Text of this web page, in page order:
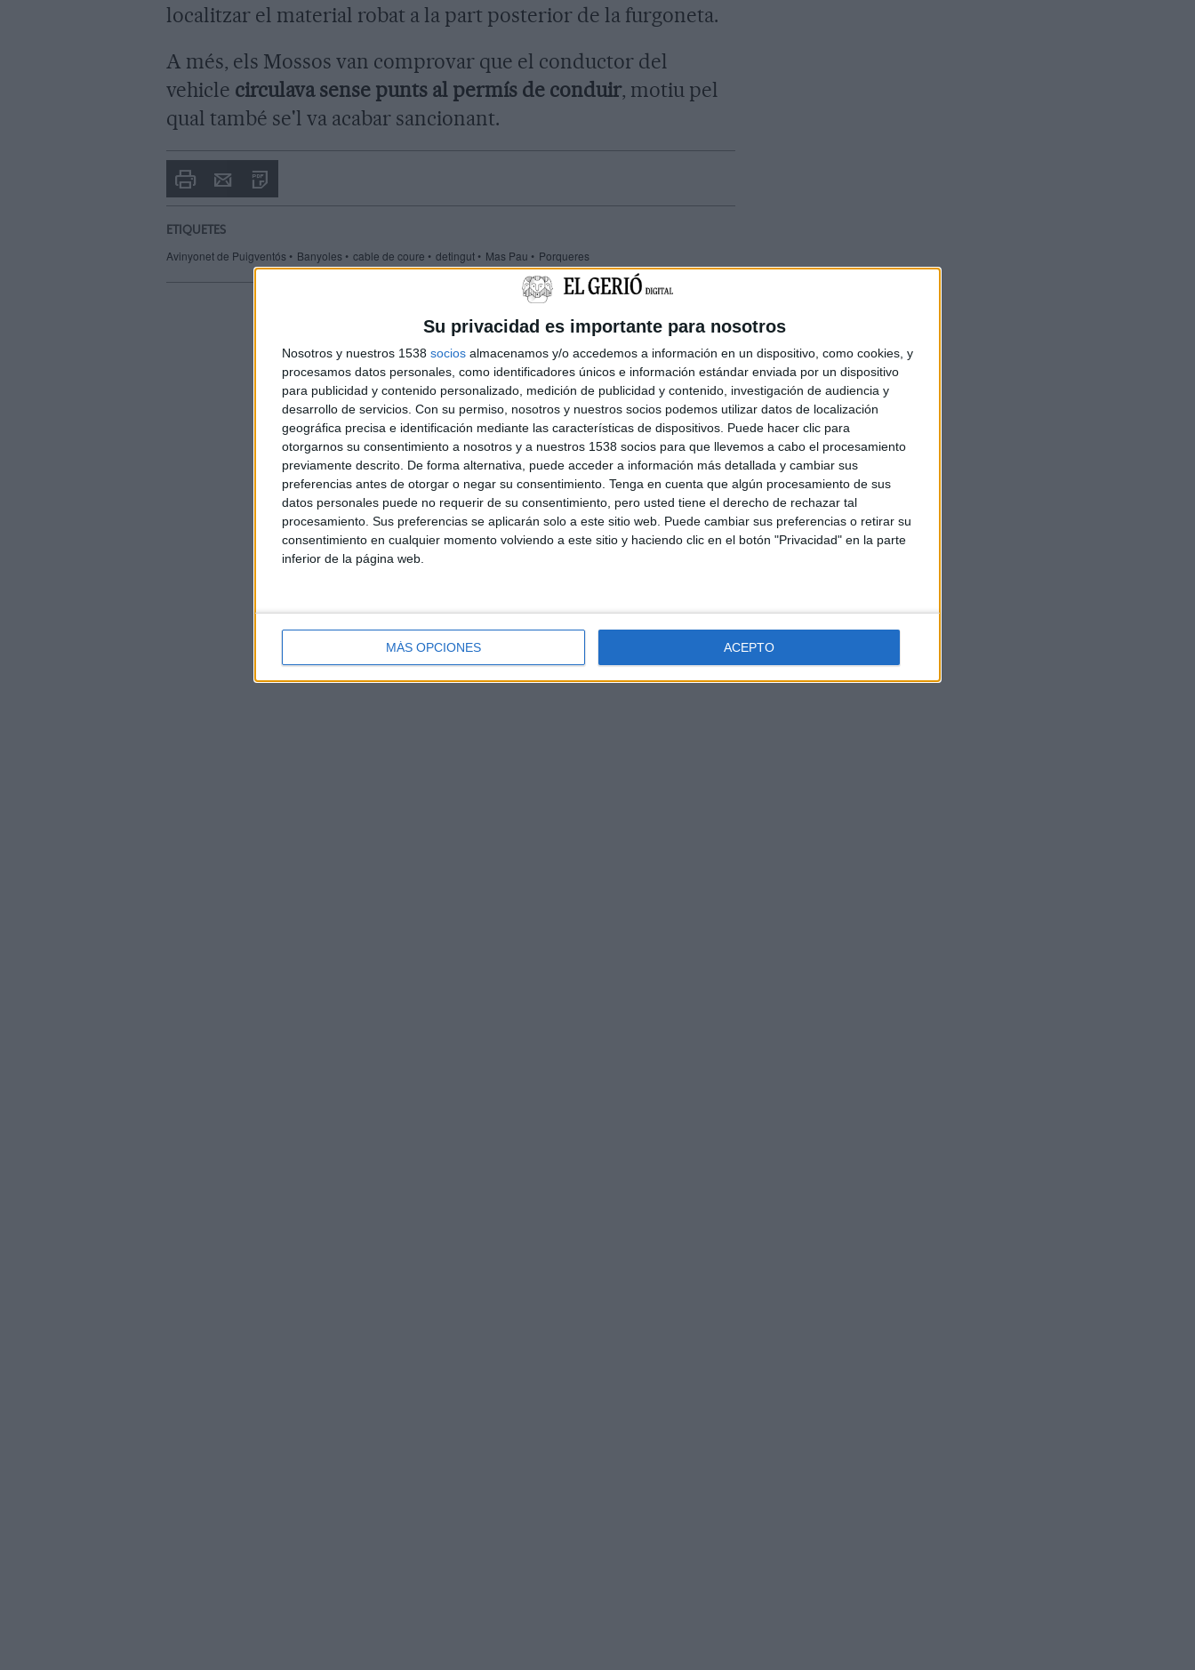
Su privacidad es importante para nosotros
Nosotros y nuestros 1538 socios almacenamos y/o accedemos a información en un dispositivo, como cookies, y
procesamos datos personales, como identificadores únicos e información estándar enviada por un dispositivo
para publicidad y contenido personalizado, medición de publicidad y contenido, investigación de audiencia y
desarrollo de servicios. Con su permiso, nosotros y nuestros socios podemos utilizar datos de localización
geográfica precisa e identificación mediante las características de dispositivos. Puede hacer clic para
otorgarnos su consentimiento a nosotros y a nuestros 1538 socios para que llevemos a cabo el procesamiento
previamente descrito. De forma alternativa, puede acceder a información más detallada y cambiar sus
preferencias antes de otorgar o negar su consentimiento. Tenga en cuenta que algún procesamiento de sus
datos personales puede no requerir de su consentimiento, pero usted tiene el derecho de rechazar tal
procesamiento. Sus preferencias se aplicarán solo a este sitio web. Puede cambiar sus preferencias o retirar su
consentimiento en cualquier momento volviendo a este sitio y haciendo clic en el botón "Privacidad" en la parte
inferior de la página web.
MÁS OPCIONES ACEPTO
localitzar el material robat a la part posterior de la furgoneta.
A més, els Mossos van comprovar que el conductor del
vehicle circulava sense punts al permís de conduir, motiu pel
qual també se'l va acabar sancionant.
Envia
un
ETIQUETES
Avinyonet de Puigventós Banyoles cable de coure detingut Mas Pau Porqueres